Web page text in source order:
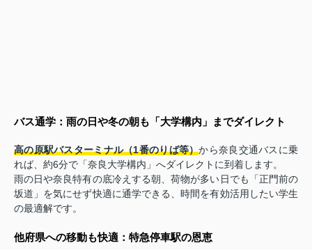
バス通学：雨の日や冬の朝も「大学構内」までダイレクト
高の原駅バスターミナル（1番のりば等）から奈良交通バスに乗
れば、約6分で「奈良大学構内」へダイレクトに到着します。
雨の日や奈良特有の底冷えする朝、荷物が多い日でも「正門前の
坂道」を気にせず快適に通学できる、時間を有効活用したい学生
の最適解です。
他府県への移動も快適：特急停車駅の恩恵